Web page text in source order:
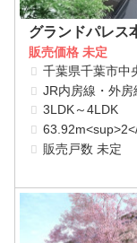
グランドパレス
販売価格 未定
千葉県千葉市中
JR内房線・外
3LDK～4LDK
販売戸数 未定